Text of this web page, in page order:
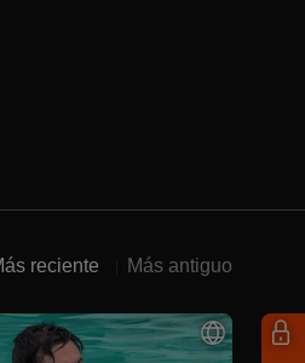
reciente Más antiguo